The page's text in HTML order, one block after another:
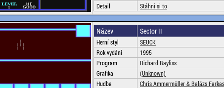
Detail
Stáhni si to
Název Sector II
Herní styl
SEUCK
Rok vydání
1995
Program
Richard Bayliss
Grafika
(Unknown)
Hudba
Chris Ammermüller & Balázs Farkas